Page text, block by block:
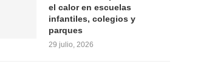
el calor en escuelas
infantiles, colegios y
parques
29 julio, 2026